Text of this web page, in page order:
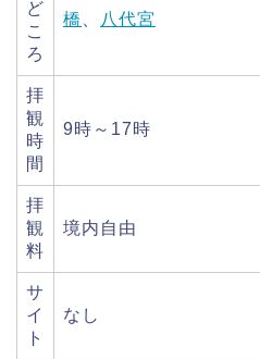
ど
こ
ろ
橋 八代宮
拝
観
時
間
9時～17時
拝
観
料
境内自由
サ
イ
ト
なし